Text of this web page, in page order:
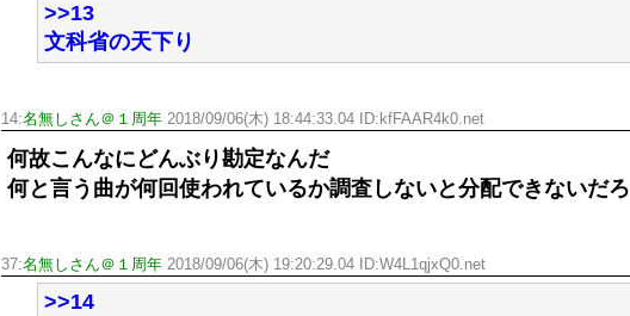
>>13
文科省の天下り
14:名無しさん＠１周年 2018/09/06(木) 18:44:33.04 ID:kfFAAR4k0.net
何故こんなにどんぶり勘定なんだ
何と言う曲が何回使われているか調査しないと分配できないだろ
37:名無しさん＠１周年 2018/09/06(木) 19:20:29.04 ID:W4L1qjxQ0.net
>>14